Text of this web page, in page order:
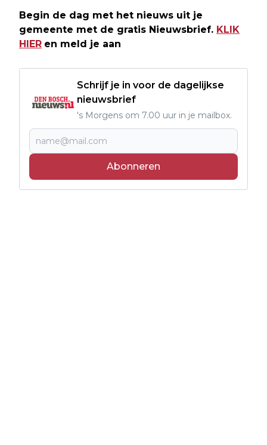
Begin de dag met het nieuws uit je
gemeente met de gratis Nieuwsbrief. KLIK
HIER en meld je aan
Schrijf je in voor de dagelijkse
nieuwsbrief
's Morgens om 7.00 uur in je mailbox.
Abonneren